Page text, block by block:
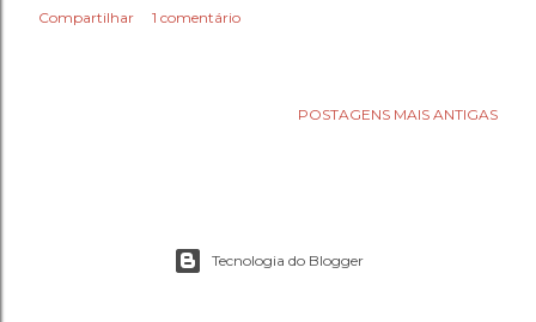
Compartilhar 1 comentário
POSTAGENS MAIS ANTIGAS
Tecnologia do Blogger